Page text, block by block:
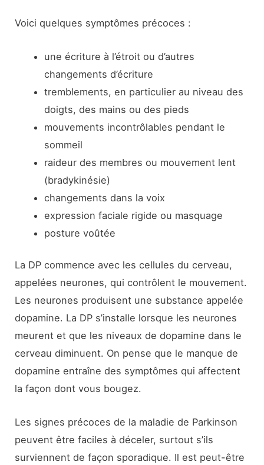
Voici quelques symptômes précoces :
une écriture à l’étroit ou d’autres
changements d’écriture
tremblements, en particulier au niveau des
doigts, des mains ou des pieds
mouvements incontrôlables pendant le
sommeil
raideur des membres ou mouvement lent
(bradykinésie)
changements dans la voix
expression faciale rigide ou masquage
posture voûtée
La DP commence avec les cellules du cerveau,
appelées neurones, qui contrôlent le mouvement.
Les neurones produisent une substance appelée
dopamine. La DP s’installe lorsque les neurones
meurent et que les niveaux de dopamine dans le
cerveau diminuent. On pense que le manque de
dopamine entraîne des symptômes qui affectent
la façon dont vous bougez.
Les signes précoces de la maladie de Parkinson
peuvent être faciles à déceler, surtout s’ils
surviennent de façon sporadique. Il est peut-être